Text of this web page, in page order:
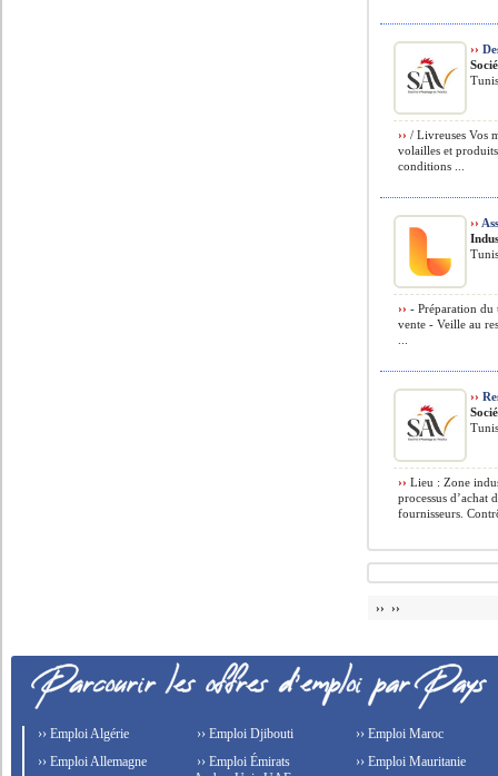
››
›› / Livreuses Vos
volailles et produits
conditions ...
››
›› - Préparation du
vente - Veille au
››
›› Lieu : Zone
processus d’achat
fournisseurs.
›› ››
›› Emploi Algérie
›› Emploi Allemagne
›› Emploi Djibouti
›› Emploi Émirats
›› Emploi Maroc
›› Emploi Mauritanie